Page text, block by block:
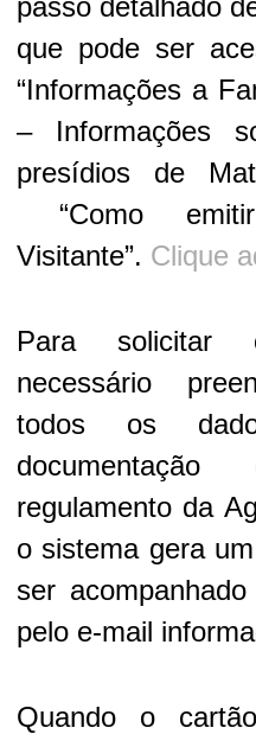
passo detalhado
que pode ser
“Informações a
– Informações
presídios de
“Como
Visitante”. Clique
Para solicitar
necessário
todos os
documentação
regulamento da
o sistema gera
ser
pelo e-mail
Quando o